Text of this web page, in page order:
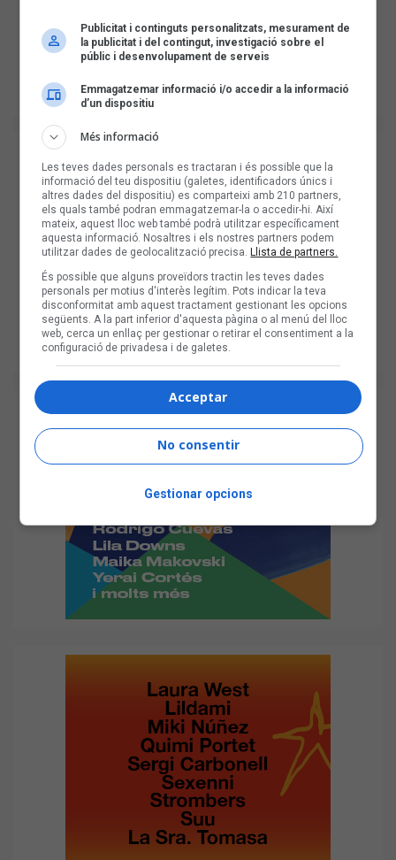
Publicitat i continguts personalitzats, mesurament de
la publicitat i del contingut, investigació sobre el
públic i desenvolupament de serveis
Emmagatzemar informació i/o accedir a la informació
d’un dispositiu
Més informació
Les teves dades personals es tractaran i és possible que la
informació del teu dispositiu (galetes, identificadors únics i
altres dades del dispositiu) es comparteixi amb 210 partners,
els quals també podran emmagatzemar-la o accedir-hi. Així
mateix, aquest lloc web també podrà utilitzar específicament
aquesta informació. Nosaltres i els nostres partners podem
utilitzar dades de geolocalització precisa. Llista de partners.
És possible que alguns proveïdors tractin les teves dades
personals per motius d'interès legítim. Pots indicar la teva
disconformitat amb aquest tractament gestionant les opcions
següents. A la part inferior d'aquesta pàgina o al menú del lloc
web, cerca un enllaç per gestionar o retirar el consentiment a la
configuració de privadesa i de galetes.
Acceptar
No consentir
Gestionar opcions